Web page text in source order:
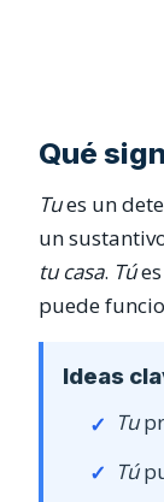
Qué
Tues un
un
tu casa. Tú
puede
Ideas
Tu
Tú